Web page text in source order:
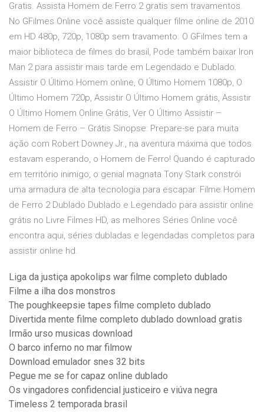
Gratis. Assista Homem de Ferro 2 gratis sem travamentos.
No GFilmes Online você assiste qualquer filme online de 2010
em HD 480p, 720p, 1080p sem travamento. O GFilmes tem a
maior biblioteca de filmes do brasil, Pode também baixar Iron
Man 2 para assistir mais tarde em Legendado e Dublado.
Assistir O Último Homem online, O Último Homem 1080p, O
Último Homem 720p, Assistir O Último Homem grátis, Assistir
O Último Homem Online Grátis, Ver O Último Assistir –
Homem de Ferro – Grátis Sinopse: Prepare-se para muita
ação com Robert Downey Jr., na aventura máxima que todos
estavam esperando, o Homem de Ferro! Quando é capturado
em território inimigo, o genial magnata Tony Stark constrói
uma armadura de alta tecnologia para escapar. Filme Homem
de Ferro 2 Dublado Dublado e Legendado para assistir online
grátis no Livre Filmes HD, as melhores Séries Online você
encontra aqui, séries dubladas e legendadas completos para
assistir online hd.
Liga da justiça apokolips war filme completo dublado
Filme a ilha dos monstros
The poughkeepsie tapes filme completo dublado
Divertida mente filme completo dublado download gratis
Irmão urso musicas download
O barco inferno no mar filmow
Download emulador snes 32 bits
Pegue me se for capaz online dublado
Os vingadores confidencial justiceiro e viúva negra
Timeless 2 temporada brasil